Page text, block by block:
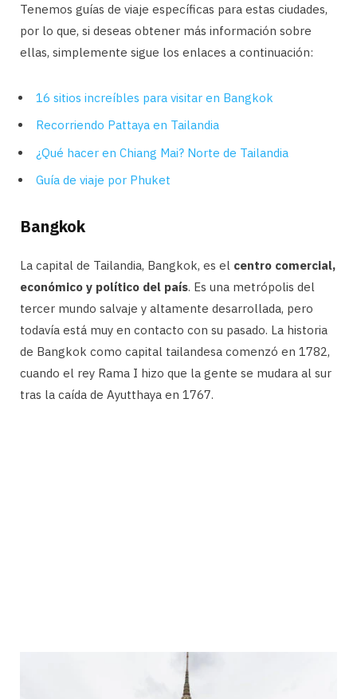
Tenemos guías de viaje específicas para estas ciudades,
por lo que, si deseas obtener más información sobre
ellas, simplemente sigue los enlaces a continuación:
16 sitios increíbles para visitar en Bangkok
Recorriendo Pattaya en Tailandia
¿Qué hacer en Chiang Mai? Norte de Tailandia
Guía de viaje por Phuket
Bangkok
La capital de Tailandia, Bangkok, es el centro comercial,
económico y político del país. Es una metrópolis del
tercer mundo salvaje y altamente desarrollada, pero
todavía está muy en contacto con su pasado. La historia
de Bangkok como capital tailandesa comenzó en 1782,
cuando el rey Rama I hizo que la gente se mudara al sur
tras la caída de Ayutthaya en 1767.